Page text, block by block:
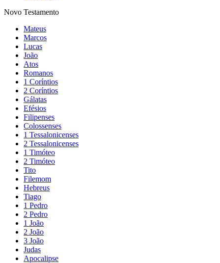
Novo Testamento
Mateus
Marcos
Lucas
João
Atos
Romanos
1 Coríntios
2 Coríntios
Gálatas
Efésios
Filipenses
Colossenses
1 Tessalonicenses
2 Tessalonicenses
1 Timóteo
2 Timóteo
Tito
Filemom
Hebreus
Tiago
1 Pedro
2 Pedro
1 João
2 João
3 João
Judas
Apocalipse